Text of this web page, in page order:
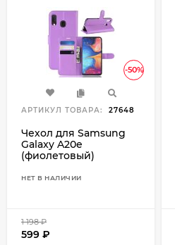
-50%
АРТИКУЛ ТОВАРА: 27648
Чехол для Samsung
Galaxy A20e
(фиолетовый)
НЕТ В НАЛИЧИИ
1 198₽
599 ₽